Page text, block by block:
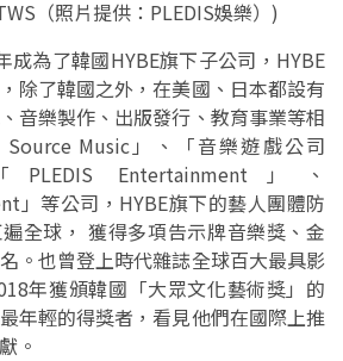
（照片提供：PLEDIS娛樂）)
成為了韓國HYBE旗下子公司，HYBE
除了韓國之外，在美國、日本都設有
音樂製作、出版發行、教育事業等相
Music」、「音樂遊戲公司
Entertainment」、
」等公司，HYBE旗下的藝人團體防
全球， 獲得多項告示牌音樂獎、金
。也曾登上時代雜誌全球百大最具影
年獲頒韓國「大眾文化藝術獎」的
年輕的得獎者，看見他們在國際上推
。